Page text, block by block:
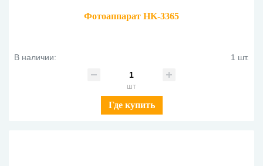
Фотоаппарат HK-3365
В наличии: 1 шт.
шт
Где купить